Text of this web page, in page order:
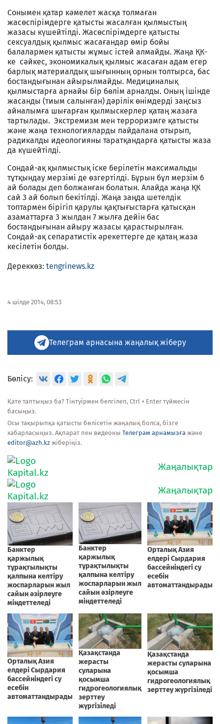
Сонымен қатар кәмелет жасқа толмаған
жасөспірімдерге қатысты жасалған қылмыстың
жазасы күшейтілді. Жасөспірімдерге қатысты
сексуалдық қылмыс жасағандар өмір бойы
балалармен қатысты жұмыс істей алмайды. Жаңа ҚК-
ке сәйкес, экономикалық қылмыс жасаған адам егер
барлық материалдық шығынның орнын толтырса, бас
бостандығынан айырылмайды. Медициналық
қылмыстарға арнайы бір бөлім арналды. Оның ішінде
жасанды (тиым салынған) дәрілік өнімдерді заңсыз
айналымға шығарған қылмыскерлер қатаң жазаға
тартылады. Экстремизм мен терроризмге қатысты
және жаңа технологияларды пайдалана отырып,
радикалды идеологияны таратқандарға қатысты жаза
да күшейтілді.
Сондай-ақ қылмыстық іске берілетін максимальды
тұтқындау мерзімі де өзгертілді. Бұрын бұл мерзім 6
ай болады деп болжанған болатын. Алайда жаңа ҚК
сай 3 ай болып бекітілді. Жаңа заңда шетелдік
топтармен бірігіп қарулы қақтығыстарға қатысқан
азаматтарға 3 жылдан 7 жылға дейін бас
бостандығынан айыру жазасы қарастырылған.
Сондай-ақ сепаратистік әрекеттерге де қатаң жаза
кесілетін болды.
Дереккөз: tengrinews.kz
4 шілде 2014, 08:53
Телеграм арнасына жаңалық жіберу
Бөлісу:
Қате таптыңыз ба? Тінтуірмен белгілеп, Ctrl + Enter түймесін
басыңыз.
Осы тақырыпқа қатысты бөлісетін жаңалық болса, бізге
хабарласыңыз. Ақпарат пен видеоны Телеграм арнамызға және
editor@azh.kz жіберіңіз.